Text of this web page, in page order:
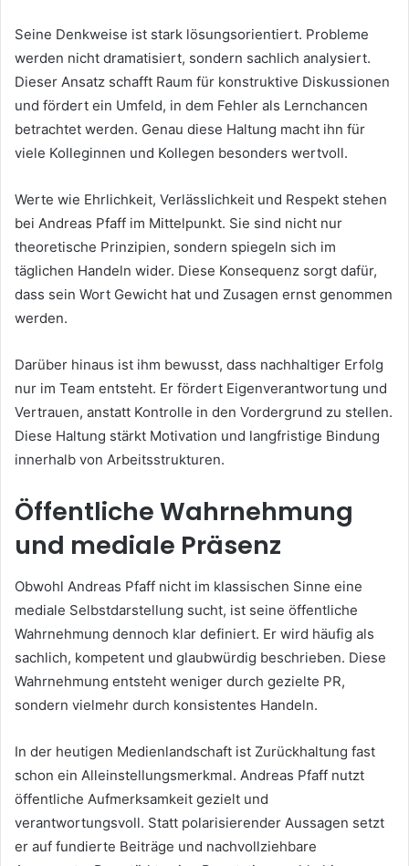
Seine Denkweise ist stark lösungsorientiert. Probleme
werden nicht dramatisiert, sondern sachlich analysiert.
Dieser Ansatz schafft Raum für konstruktive Diskussionen
und fördert ein Umfeld, in dem Fehler als Lernchancen
betrachtet werden. Genau diese Haltung macht ihn für
viele Kolleginnen und Kollegen besonders wertvoll.
Werte wie Ehrlichkeit, Verlässlichkeit und Respekt stehen
bei Andreas Pfaff im Mittelpunkt. Sie sind nicht nur
theoretische Prinzipien, sondern spiegeln sich im
täglichen Handeln wider. Diese Konsequenz sorgt dafür,
dass sein Wort Gewicht hat und Zusagen ernst genommen
werden.
Darüber hinaus ist ihm bewusst, dass nachhaltiger Erfolg
nur im Team entsteht. Er fördert Eigenverantwortung und
Vertrauen, anstatt Kontrolle in den Vordergrund zu stellen.
Diese Haltung stärkt Motivation und langfristige Bindung
innerhalb von Arbeitsstrukturen.
Öffentliche Wahrnehmung
und mediale Präsenz
Obwohl Andreas Pfaff nicht im klassischen Sinne eine
mediale Selbstdarstellung sucht, ist seine öffentliche
Wahrnehmung dennoch klar definiert. Er wird häufig als
sachlich, kompetent und glaubwürdig beschrieben. Diese
Wahrnehmung entsteht weniger durch gezielte PR,
sondern vielmehr durch konsistentes Handeln.
In der heutigen Medienlandschaft ist Zurückhaltung fast
schon ein Alleinstellungsmerkmal. Andreas Pfaff nutzt
öffentliche Aufmerksamkeit gezielt und
verantwortungsvoll. Statt polarisierender Aussagen setzt
er auf fundierte Beiträge und nachvollziehbare